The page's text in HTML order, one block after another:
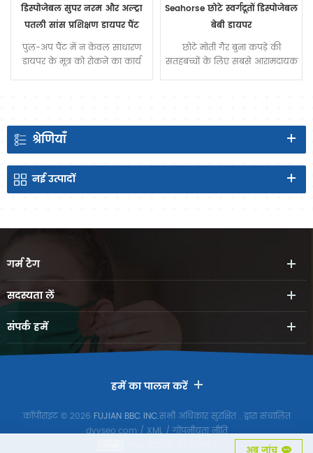
Seahorse छोटे स्वर्गदूतों डिस्पोजेबल
बेबी डायपर
छोटे मोती गैर बुना कपड़े की
सतहबच्चों के लिए सबसे आरामदायक
अल्ट्रा पतली बच्चे लाड़ प्यार तेजी से
अवशोषण बड़े कमरबंद बच्चे डायपर
कपास नरम, सूखी और आरामदायक
w Ith तेजी से अवशोषण बड़े कमरबंद
श्रेणियाँ
नईउत्पादों
गर्मटैग
सदस्यता लें
संपर्कहमें
हमें का पालन करें
कॉपीराइट © 2026 FUJIAN BBC INC.सभी अधिकार सुरक्षित . द्वारा संचालित
dyyseo.com/XML/गोपनीयता नीति